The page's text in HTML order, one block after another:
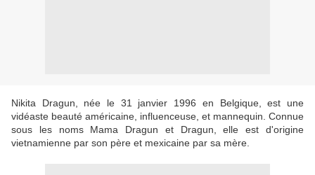
Nikita Dragun, née le 31 janvier 1996 en Belgique, est une
vidéaste beauté américaine, influenceuse, et mannequin. Connue
sous les noms Mama Dragun et Dragun, elle est d'origine
vietnamienne par son père et mexicaine par sa mère.